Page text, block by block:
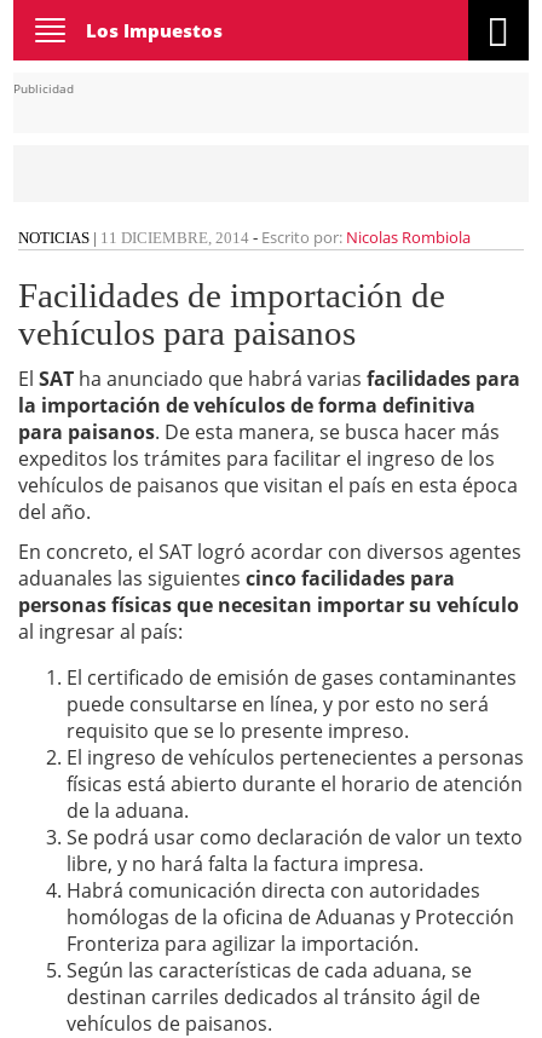
Toggle
navigation
Los Impuestos
Publicidad
NOTICIAS | 11 DICIEMBRE, 2014 - Escrito por: Nicolas Rombiola
Facilidades de importación de
vehículos para paisanos
El SAT ha anunciado que habrá varias facilidades para
la importación de vehículos de forma definitiva
para paisanos. De esta manera, se busca hacer más
expeditos los trámites para facilitar el ingreso de los
vehículos de paisanos que visitan el país en esta época
del año.
En concreto, el SAT logró acordar con diversos agentes
aduanales las siguientes cinco facilidades para
personas físicas que necesitan importar su vehículo
al ingresar al país:
El certificado de emisión de gases contaminantes
puede consultarse en línea, y por esto no será
requisito que se lo presente impreso.
El ingreso de vehículos pertenecientes a personas
físicas está abierto durante el horario de atención
de la aduana.
Se podrá usar como declaración de valor un texto
libre, y no hará falta la factura impresa.
Habrá comunicación directa con autoridades
homólogas de la oficina de Aduanas y Protección
Fronteriza para agilizar la importación.
Según las características de cada aduana, se
destinan carriles dedicados al tránsito ágil de
vehículos de paisanos.